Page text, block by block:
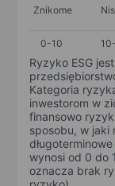
Znikome
0-10
Ryzyko ESG
Kategoria
inwestorom w
finansowo
sposobu, w jaki
wynosi od 0 do
oznacza brak